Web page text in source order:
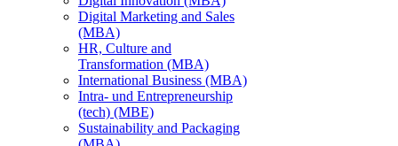
Digital Marketing and Sales
(MBA)
HR, Culture and
Transformation (MBA)
International Business (MBA)
Intra- und Entrepreneurship
(tech) (MBE)
Sustainability and Packaging